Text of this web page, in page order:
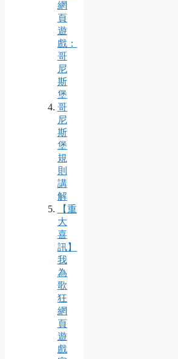
網
頁
遊
戲：
哥
尼
斯
堡
哥
尼
斯
堡
規
則
講
解
【重
大
喜
訊】
我
為
歌
狂
網
頁
遊
戲